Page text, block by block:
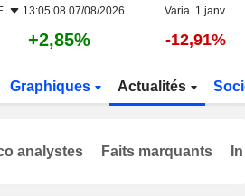
13:05:08 07/08/2026 Varia. 1 janv.
+2,85% -12,91%
Graphiques Actualités
analystes Faits marquants